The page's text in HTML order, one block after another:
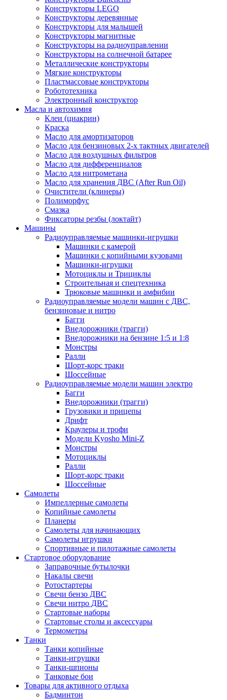
Конструкторы LEGO
Конструкторы деревянные
Конструкторы для малышей
Конструкторы магнитные
Конструкторы на радиоуправлении
Конструкторы на солнечной батарее
Металлические конструкторы
Мягкие конструкторы
Пластмассовые конструкторы
Робототехника
Электронный конструктор
Масла и автохимия
Клеи (циакрин)
Краска
Масло для амортизаторов
Масло для бензиновых 2-х тактных двигателей
Масло для воздушных фильтров
Масло для дифференциалов
Масло для нитрометана
Масло для хранения ДВС (After Run Oil)
Очистители (клинеры)
Полиморфус
Смазка
Фиксаторы резбы (локтайт)
Машины
Радиоуправляемые машинки-игрушки
Машинки с камерой
Машинки с копийными кузовами
Машинки-игрушки
Мотоциклы и Трициклы
Строительная и спецтехника
Трюковые машинки и амфибии
Радиоуправляемые модели машин с ДВС,
бензиновые и нитро
Багги
Внедорожники (трагги)
Внедорожники на бензине 1:5 и 1:8
Монстры
Ралли
Шорт-корс траки
Шоссейные
Радиоуправляемые модели машин электро
Багги
Внедорожники (трагги)
Грузовики и прицепы
Дрифт
Краулеры и трофи
Модели Kyosho Mini-Z
Монстры
Мотоциклы
Ралли
Шорт-корс траки
Шоссейные
Самолеты
Импеллерные самолеты
Копийные самолеты
Планеры
Самолеты для начинающих
Самолеты игрушки
Спортивные и пилотажные самолеты
Стартовое оборудование
Заправочные бутылочки
Накалы свечи
Ротостартеры
Свечи бензо ДВС
Свечи нитро ДВС
Стартовые наборы
Стартовые столы и аксессуары
Термометры
Танки
Танки копийные
Танки-игрушки
Танки-шпионы
Танковые бои
Товары для активного отдыха
Бадминтон